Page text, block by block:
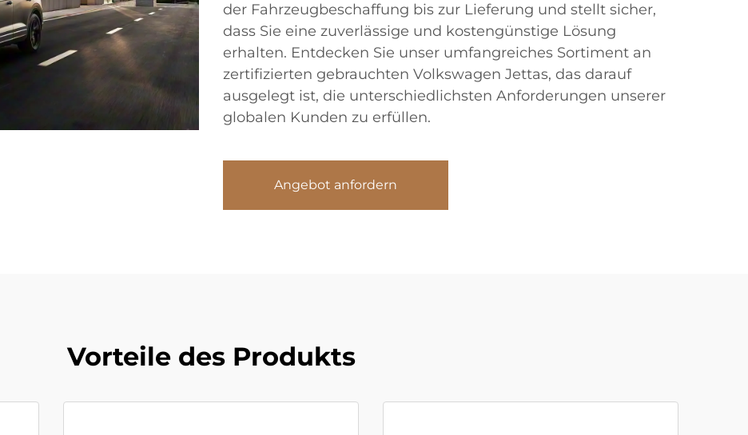
der Fahrzeugbeschaffung bis zur Lieferung und stellt sicher,
dass Sie eine zuverlässige und kostengünstige Lösung
erhalten. Entdecken Sie unser umfangreiches Sortiment an
zertifizierten gebrauchten Volkswagen Jettas, das darauf
ausgelegt ist, die unterschiedlichsten Anforderungen unserer
globalen Kunden zu erfüllen.
Angebot anfordern
Vorteile des Produkts